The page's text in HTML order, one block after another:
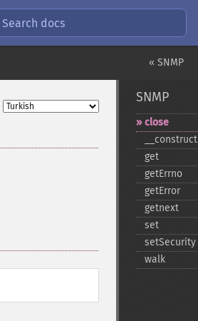
Search docs
« SNMP
SNMP
close
_​_​construct
get
getErrno
getError
getnext
set
setSecurity
walk